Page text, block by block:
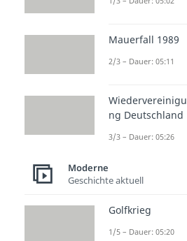
Mauerfall 1989
2/3 – Dauer: 05:11
Wiedervereinigu
ng Deutschland
3/3 – Dauer: 05:26
Moderne
Geschichte aktuell
Golfkrieg
1/5 – Dauer: 05:20